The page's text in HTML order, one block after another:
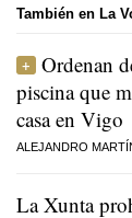
También en La
Ordenan
piscina que
casa en Vigo
ALEJANDRO
La Xunta